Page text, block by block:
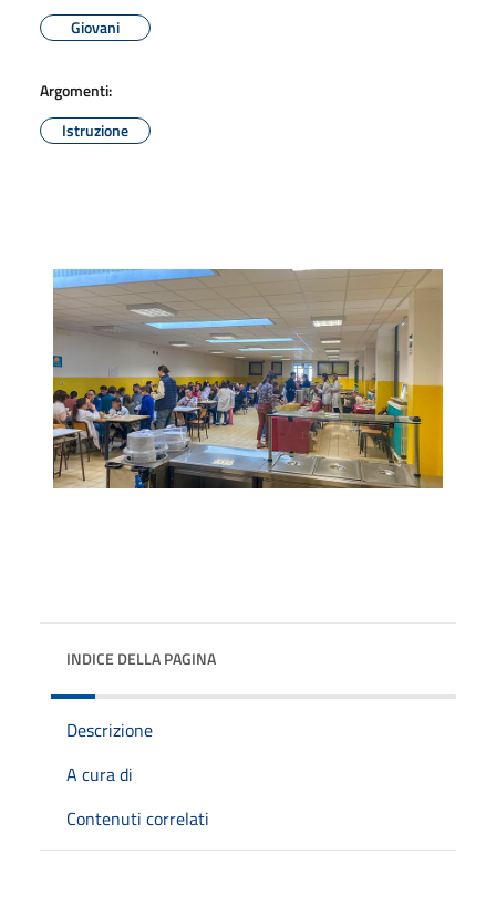
Giovani
Argomenti:
Istruzione
INDICE DELLA PAGINA
Descrizione
A cura di
Contenuti correlati